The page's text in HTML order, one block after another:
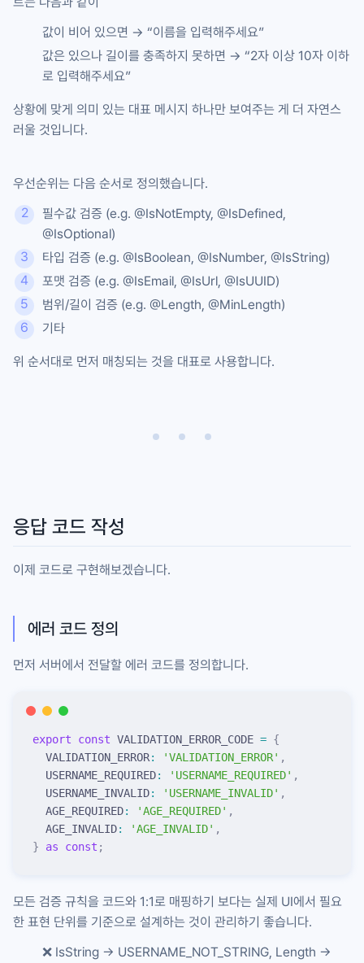
값이 비어 있으면 → “이름을 입력해주세요”
값은 있으나 길이를 충족하지 못하면 → “2자 이상 10자 이하
로 입력해주세요”
상황에 맞게 의미 있는 대표 메시지 하나만 보여주는 게 더 자연스
러울 것입니다.
우선순위는 다음 순서로 정의했습니다.
필수값 검증 (e.g. @IsNotEmpty, @IsDefined,
@IsOptional)
타입 검증 (e.g. @IsBoolean, @IsNumber, @IsString)
포맷 검증 (e.g. @IsEmail, @IsUrl, @IsUUID)
범위/길이 검증 (e.g. @Length, @MinLength)
기타
위 순서대로 먼저 매칭되는 것을 대표로 사용합니다.
응답 코드 작성
이제 코드로 구현해보겠습니다.
에러 코드 정의
먼저 서버에서 전달할 에러 코드를 정의합니다.
export const VALIDATION_ERROR_CODE = {
  VALIDATION_ERROR
: 'VALIDATION_ERROR' ,
  USERNAME_REQUIRED
: ' USERNAME_REQUIRED' ,
  USERNAME_INVALID
: ' USERNAME_INVALID' ,
  AGE_REQUIRED
: 'AGE_REQUIRED' ,
  AGE_INVALID
: 'AGE_INVALID' ,
} as const ;
모든 검증 규칙을 코드와 1:1로 매핑하기 보다는 실제 UI에서 필요
한 표현 단위를 기준으로 설계하는 것이 관리하기 좋습니다.
❌ IsString → USERNAME_NOT_STRING, Length →